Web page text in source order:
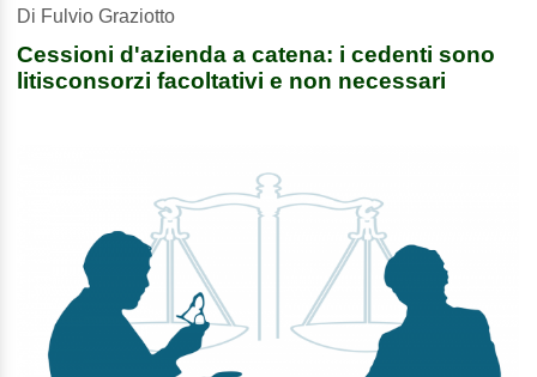
Di Fulvio Graziotto
Cessioni d'azienda a catena: i cedenti sono
litisconsorzi facoltativi e non necessari